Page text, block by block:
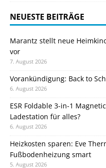
NEUESTE BEITRÄGE
Marantz stellt neue
vor
7. August 2026
Vorankündigung: Back to
6. August 2026
ESR Foldable 3-in-1
Ladestation für alles?
6. August 2026
Heizkosten sparen: Eve
Fußbodenheizung smart
5. August 2026